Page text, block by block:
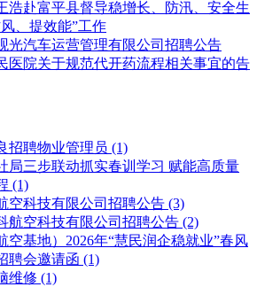
浩赴富平县督导稳增长、防汛、安全生
、提效能”工作
光汽车运营管理有限公司招聘公告
医院关于规范代开药流程相关事宜的告
招聘物业管理员 (1)
局三步联动抓实春训学习 赋能高质量
(1)
空科技有限公司招聘公告 (3)
航空科技有限公司招聘公告 (2)
空基地）2026年“慧民润企稳就业”春风
聘会邀请函 (1)
维修 (1)